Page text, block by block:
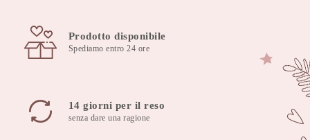
per
bambini
anni
TOG
Prodotto disponibile
Spediamo entro 24 ore
14 giorni per il reso
senza dare una ragione